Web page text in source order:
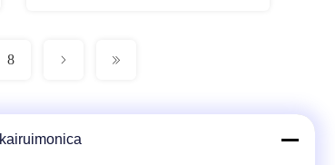
8
kairuimonica